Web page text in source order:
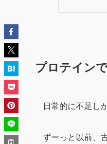
プロテイン
日常的に不足し
ずーっと以前、